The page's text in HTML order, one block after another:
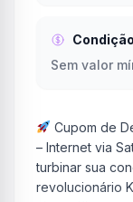
Condição
Sem valor
Cupom de
– Internet via
turbinar sua
revolucionário